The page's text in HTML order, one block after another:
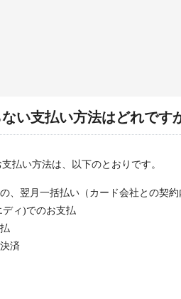
い支払い方法はどれです
払い方法は、以下のとおりです。
、翌月一括払い（カード会社との契
ディ)でのお支払
済